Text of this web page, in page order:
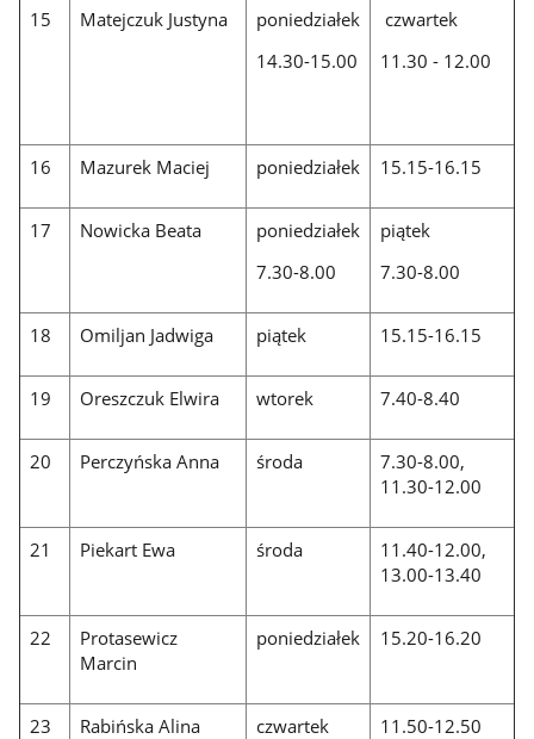
15 Matejczuk Justyna
poniedziałek
14.30-15.00
czwartek
11.30 - 12.00
16 Mazurek Maciej poniedziałek 15.15-16.15
17 Nowicka Beata
poniedziałek
7.30-8.00
piątek
7.30-8.00
18 Omiljan Jadwiga piątek 15.15-16.15
19 Oreszczuk Elwira wtorek 7.40-8.40
20 Perczyńska Anna środa
7.30-8.00,
11.30-12.00
21 Piekart Ewa środa
11.40-12.00,
13.00-13.40
22
Protasewicz
Marcin
poniedziałek 15.20-16.20
23 Rabińska Alina czwartek 11.50-12.50